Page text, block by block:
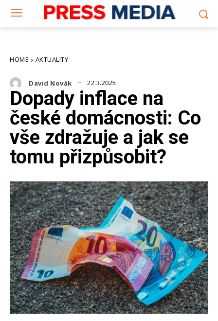
HOME AKTUALITY
David Novák 22.3.2025
Dopady inflace na
české domácnosti: Co
vše zdražuje a jak se
tomu přizpůsobit?